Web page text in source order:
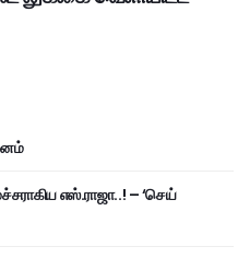
எஸ்.ராஜா..! – ‘செய்